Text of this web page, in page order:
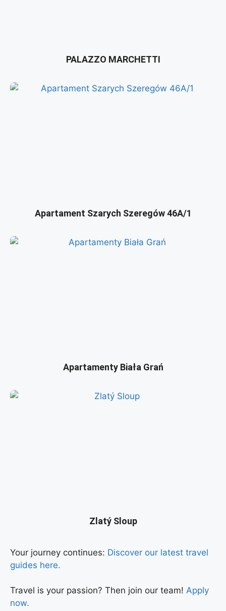
PALAZZO MARCHETTI
Apartament Szarych Szeregów 46A/1
Apartamenty Biała Grań
Zlatý Sloup
Your journey continues: Discover our latest travel
guides here.
Travel is your passion? Then join our team! Apply
now.